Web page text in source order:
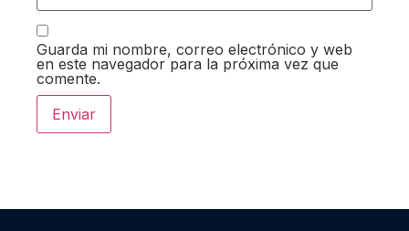
Guarda mi nombre, correo electrónico y web
en este navegador para la próxima vez que
comente.